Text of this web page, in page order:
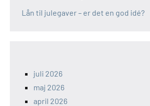
Lån til julegaver – er det en god idé?
juli 2026
maj 2026
april 2026